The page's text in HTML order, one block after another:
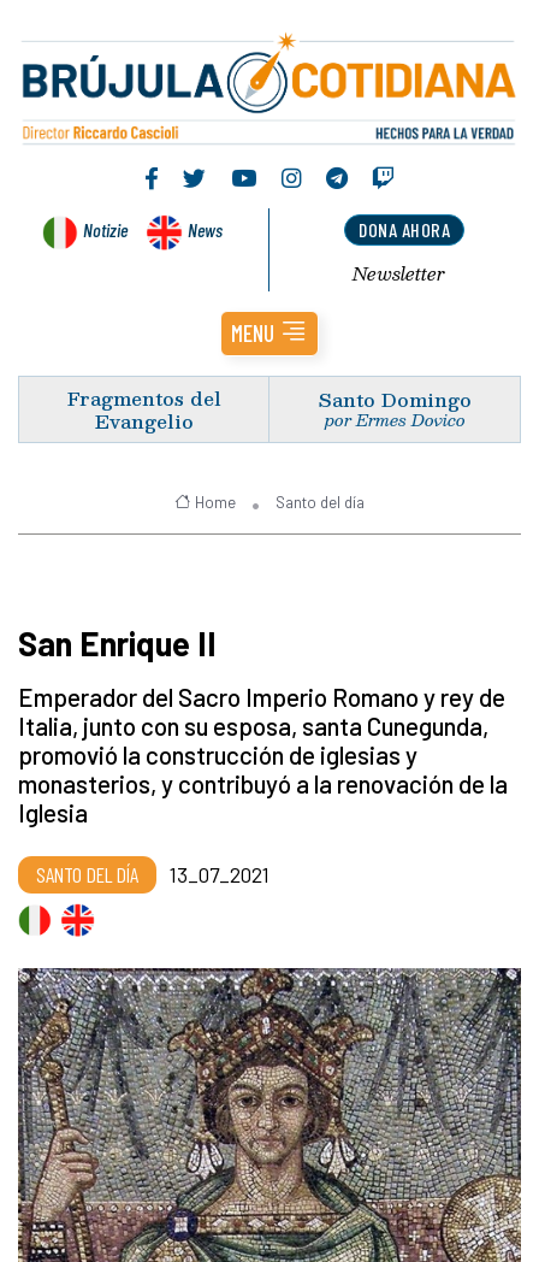
Notizie News DONA AHORA
Newsletter
MENU
Fragmentos del
Evangelio
Santo Domingo
por Ermes Dovico
Home Santo del día
San Enrique II
Emperador del Sacro Imperio Romano y rey de
Italia, junto con su esposa, santa Cunegunda,
promovió la construcción de iglesias y
monasterios, y contribuyó a la renovación de la
Iglesia
SANTO DEL DÍA 13_07_2021